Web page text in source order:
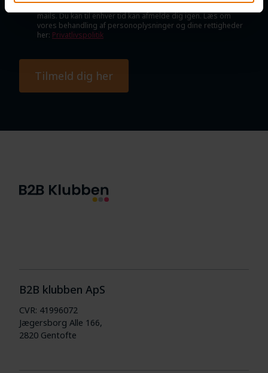
mv., samt indsamling af oplysninger om interaktion med e-
mails. Du kan til enhver tid kan afmelde dig igen. Læs om
vores behandling af personoplysninger og dine rettigheder
her: Privatlivspolitik
Tilmeld dig her
B2B klubben ApS
CVR: 41996072
Jægersborg Alle 166,
2820 Gentofte